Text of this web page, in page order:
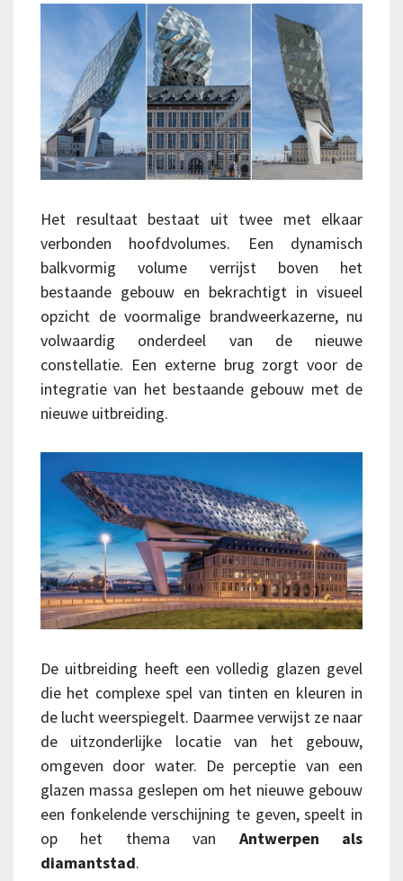
Het resultaat bestaat uit twee met elkaar
verbonden hoofdvolumes. Een dynamisch
balkvormig volume verrijst boven het
bestaande gebouw en bekrachtigt in visueel
opzicht de voormalige brandweerkazerne, nu
volwaardig onderdeel van de nieuwe
constellatie. Een externe brug zorgt voor de
integratie van het bestaande gebouw met de
nieuwe uitbreiding.
De uitbreiding heeft een volledig glazen gevel
die het complexe spel van tinten en kleuren in
de lucht weerspiegelt. Daarmee verwijst ze naar
de uitzonderlijke locatie van het gebouw,
omgeven door water. De perceptie van een
glazen massa geslepen om het nieuwe gebouw
een fonkelende verschijning te geven, speelt in
op het thema van Antwerpen als
diamantstad.